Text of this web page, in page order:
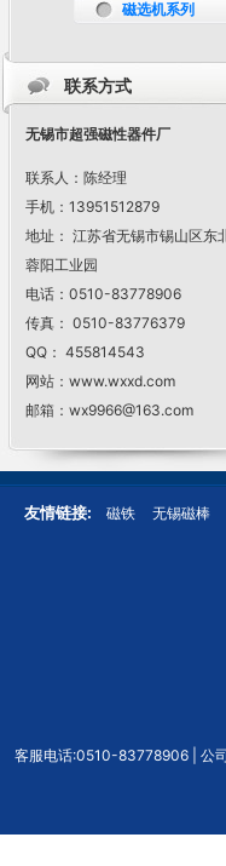
磁选机系列
联系方式
无锡市超强磁性器件厂
联系人：陈经理
手机：13951512879
地址： 江苏省无锡市锡山区东
蓉阳工业园
电话：0510-83778906
传真： 0510-83776379
QQ： 455814543
网站：www.wxxd.com
邮箱：wx9966@163.com
友情链接: 磁铁 无锡磁棒
客服电话:0510-83778906 | 公